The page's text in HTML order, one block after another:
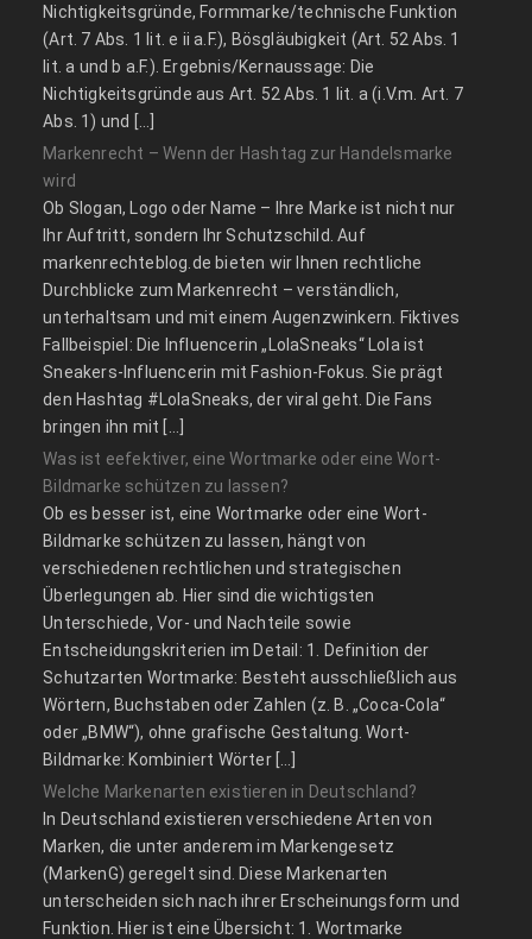
Nichtigkeitsgründe, Formmarke/technische Funktion
(Art. 7 Abs. 1 lit. e ii a.F.), Bösgläubigkeit (Art. 52 Abs. 1
lit. a und b a.F.). Ergebnis/Kernaussage: Die
Nichtigkeitsgründe aus Art. 52 Abs. 1 lit. a (i.V.m. Art. 7
Abs. 1) und […]
Markenrecht – Wenn der Hashtag zur Handelsmarke
wird
Ob Slogan, Logo oder Name – Ihre Marke ist nicht nur
Ihr Auftritt, sondern Ihr Schutzschild. Auf
markenrechteblog.de bieten wir Ihnen rechtliche
Durchblicke zum Markenrecht – verständlich,
unterhaltsam und mit einem Augenzwinkern. Fiktives
Fallbeispiel: Die Influencerin „LolaSneaks“ Lola ist
Sneakers-Influencerin mit Fashion-Fokus. Sie prägt
den Hashtag #LolaSneaks, der viral geht. Die Fans
bringen ihn mit […]
Was ist eefektiver, eine Wortmarke oder eine Wort-
Bildmarke schützen zu lassen?
Ob es besser ist, eine Wortmarke oder eine Wort-
Bildmarke schützen zu lassen, hängt von
verschiedenen rechtlichen und strategischen
Überlegungen ab. Hier sind die wichtigsten
Unterschiede, Vor- und Nachteile sowie
Entscheidungskriterien im Detail: 1. Definition der
Schutzarten Wortmarke: Besteht ausschließlich aus
Wörtern, Buchstaben oder Zahlen (z. B. „Coca-Cola“
oder „BMW“), ohne grafische Gestaltung. Wort-
Bildmarke: Kombiniert Wörter […]
Welche Markenarten existieren in Deutschland?
In Deutschland existieren verschiedene Arten von
Marken, die unter anderem im Markengesetz
(MarkenG) geregelt sind. Diese Markenarten
unterscheiden sich nach ihrer Erscheinungsform und
Funktion. Hier ist eine Übersicht: 1. Wortmarke